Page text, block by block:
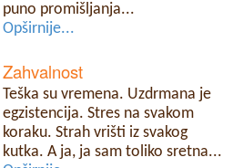
puno promišljanja...
Opširnije...
Zahvalnost
Teška su vremena. Uzdrmana je
egzistencija. Stres na svakom
koraku. Strah vrišti iz svakog
kutka. A ja, ja sam toliko sretna...